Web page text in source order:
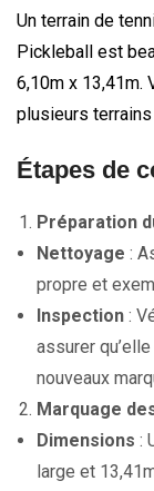
Un terrain de
Pickleball est
6,10m x 13,41m.
plusieurs
Étapes de
Préparation
Nettoyage :
propre et
Inspection :
assurer
nouveaux
Marquage
Dimensions :
large et